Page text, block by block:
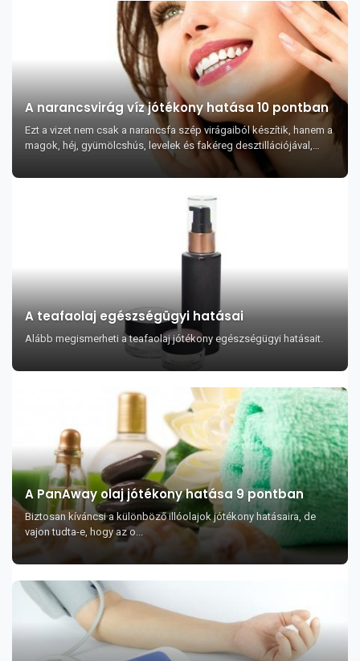
A narancsvirág víz jótékony hatása 10 pontban
Ezt a vizet nem csak a narancsfa szép virágaiból készítik, hanem a
magok, héj, gyümölcshús, levelek és fakéreg desztillációjával,
A teafaolaj egészségügyi hatásai
Alább megismerheti a teafaolaj jótékony egészségügyi hatásait.
A PanAway olaj jótékony hatása 9 pontban
Biztosan kíváncsi a különböző illóolajok jótékony hatásaira, de
vajon tudta-e, hogy az o...